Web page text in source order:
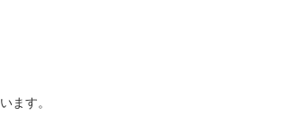
ます。